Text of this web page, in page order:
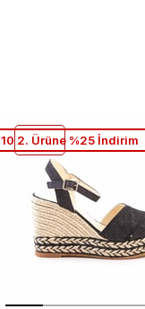
2. Ürüne %25 İndirim